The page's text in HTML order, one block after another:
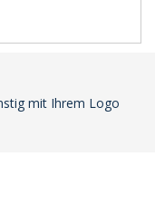
mit Ihrem Logo